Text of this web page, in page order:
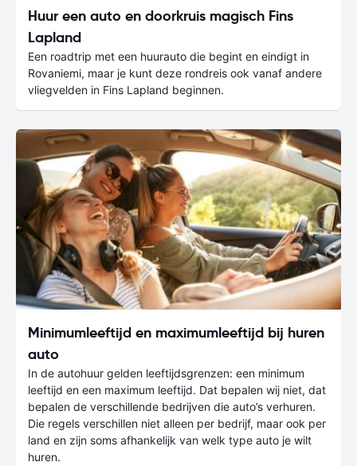
Huur een auto en doorkruis magisch Fins
Lapland
Een roadtrip met een huurauto die begint en eindigt in
Rovaniemi, maar je kunt deze rondreis ook vanaf andere
vliegvelden in Fins Lapland beginnen.
Minimumleeftijd en maximumleeftijd bij huren
auto
In de autohuur gelden leeftijdsgrenzen: een minimum
leeftijd en een maximum leeftijd. Dat bepalen wij niet, dat
bepalen de verschillende bedrijven die auto’s verhuren.
Die regels verschillen niet alleen per bedrijf, maar ook per
land en zijn soms afhankelijk van welk type auto je wilt
huren.